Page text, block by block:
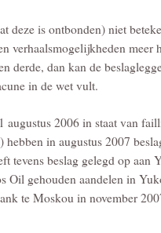
deze is ontbonden) niet
verhaalsmogelijkheden meer
derde, dan kan de
in de wet vult.
augustus 2006 in staat van
in augustus 2007
tevens beslag gelegd op aan
Oil gehouden aandelen in
te Moskou in november